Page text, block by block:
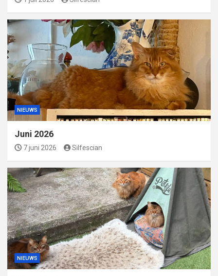
NIEUWS
Juni 2026
7 juni 2026 Silfescian
NIEUWS